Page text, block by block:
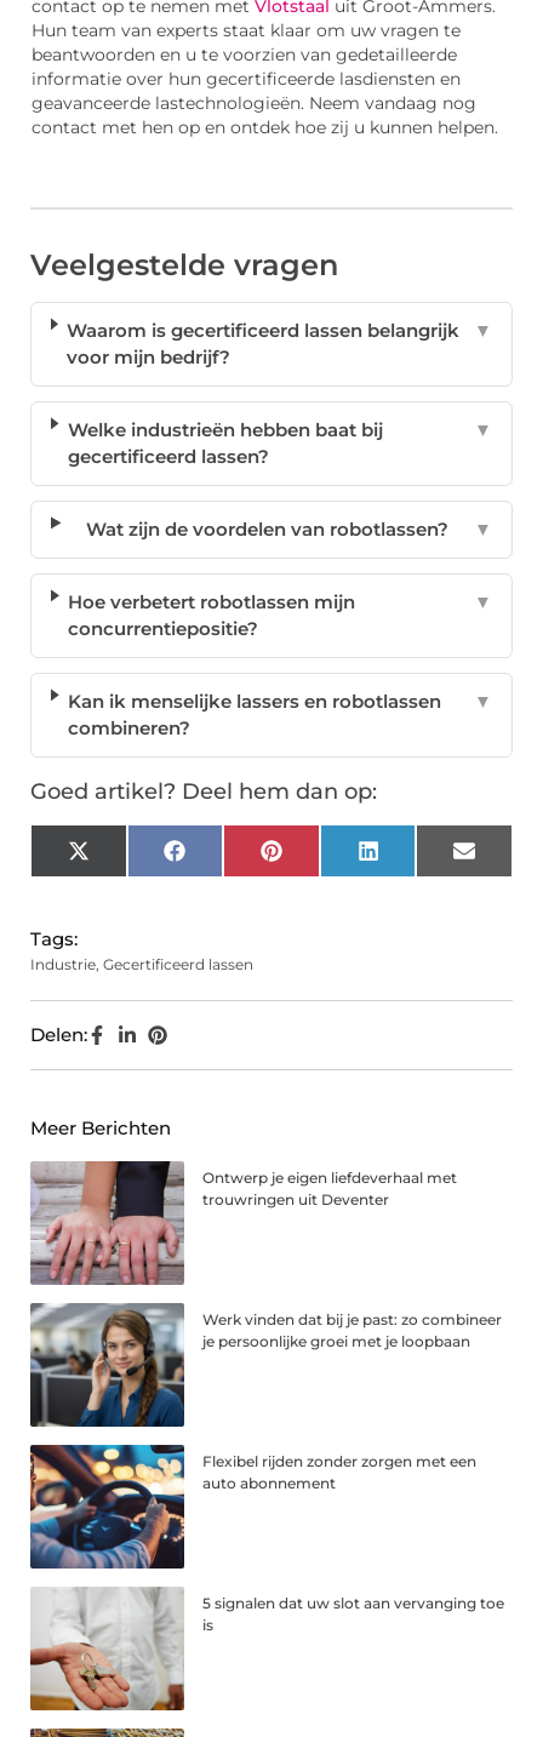
contact op te nemen met Vlotstaal uit Groot-Ammers.
Hun team van experts staat klaar om uw vragen te
beantwoorden en u te voorzien van gedetailleerde
informatie over hun gecertificeerde lasdiensten en
geavanceerde lastechnologieën. Neem vandaag nog
contact met hen op en ontdek hoe zij u kunnen helpen.
Veelgestelde vragen
Waarom is gecertificeerd lassen belangrijk
voor mijn bedrijf?
▼
Welke industrieën hebben baat bij
gecertificeerd lassen?
▼
Wat zijn de voordelen van robotlassen? ▼
Hoe verbetert robotlassen mijn
concurrentiepositie?
▼
Kan ik menselijke lassers en robotlassen
combineren?
▼
Goed artikel? Deel hem dan op:
X
(Twitter)
FacebookPinterest LinkedIn Email
Tags:
Industrie, Gecertificeerd lassen
Delen:
Meer Berichten
Ontwerp je eigen liefdeverhaal met
trouwringen uit Deventer
Werk vinden dat bij je past: zo combineer
je persoonlijke groei met je loopbaan
Flexibel rijden zonder zorgen met een
auto abonnement
5 signalen dat uw slot aan vervanging toe
is